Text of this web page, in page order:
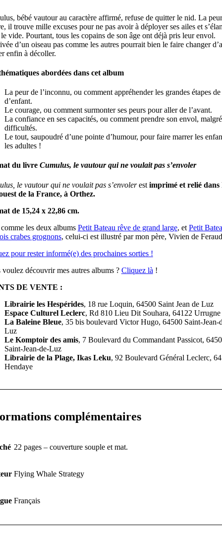
bébé vautour au caractère affirmé, refuse de quitter le nid. La
il trouve mille excuses pour ne pas avoir à déployer ses ailes et
vide. Pourtant, tous les copains de son âge ont déjà pris leur envol.
d’un oiseau pas comme les autres pourrait bien le faire changer
enfin à décoller.
abordées dans cet album
La peur de l’inconnu, ou comment appréhender les grandes étapes
d’enfant.
Le courage, ou comment surmonter ses peurs pour aller de l’avant.
La confiance en ses capacités, ou comment prendre son envol,
difficultés.
Le tout, saupoudré d’une pointe d’humour, pour faire marrer les
les adultes !
du livre Cumulus, le vautour qui ne voulait pas s’envoler
le vautour qui ne voulait pas s’envolerest imprimé et relié dans
de la France, à Orthez.
de 15,24 x 22,86 cm.
les deux albums Petit Bateau rêve de grand large, et Petit
crabes grognons, celui-ci est illustré par mon père, Vivien de
pour rester informé(e) des prochaines sorties !
voulez découvrir mes autres albums ? Cliquez là !
DE VENTE :
Librairie les Hespérides, 18 rue Loquin, 64500 Saint Jean de Luz
Espace Culturel Leclerc, Rd 810 Lieu Dit Souhara, 64122 Urrugne
La Baleine Bleue, 35 bis boulevard Victor Hugo, 64500 Saint-Jean-
Luz
Le Komptoir des amis, 7 Boulevard du Commandant Passicot,
Saint-Jean-de-Luz
Librairie de la Plage, Ikas Leku, 92 Boulevard Général Leclerc,
Hendaye
complémentaires
22 pages – couverture souple et mat.
Flying Whale Strategy
Français